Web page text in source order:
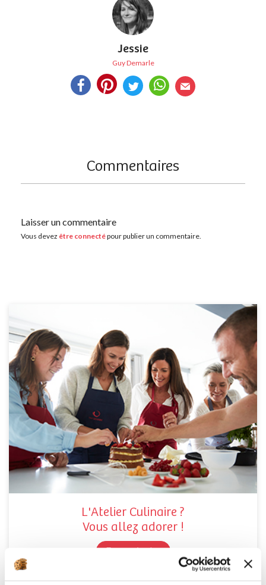
Jessie
Guy Demarle
Commentaires
Laisser un commentaire
Vous devez être connectépour publier un commentaire.
L'Atelier Culinaire ?
Vous allez adorer !
En savoir plus